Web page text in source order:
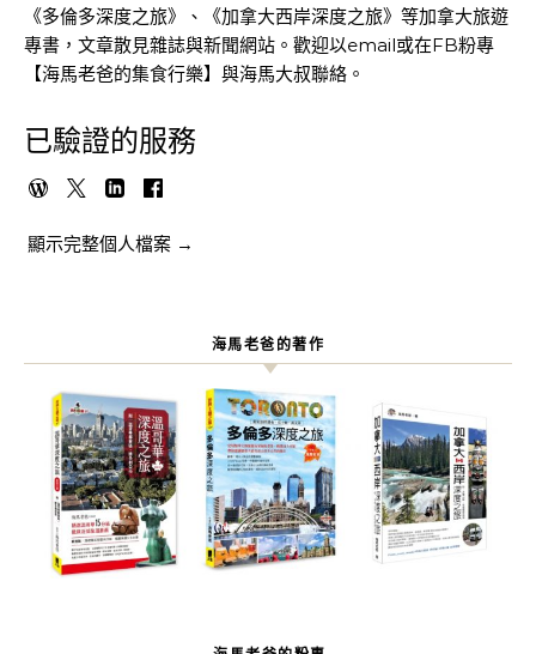
《多倫多深度之旅》、《加拿大西岸深度之旅》等加拿大旅遊
專書，文章散見雜誌與新聞網站。歡迎以email或在FB粉專
【海馬老爸的集食行樂】與海馬大叔聯絡。
已驗證的服務
顯示完整個人檔案 →
海馬老爸的著作